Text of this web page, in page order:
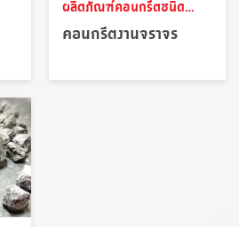
ผลิตภัณฑ์คอนกรีตชนิด
พิเศษ
คอนกรีตงานจราจร